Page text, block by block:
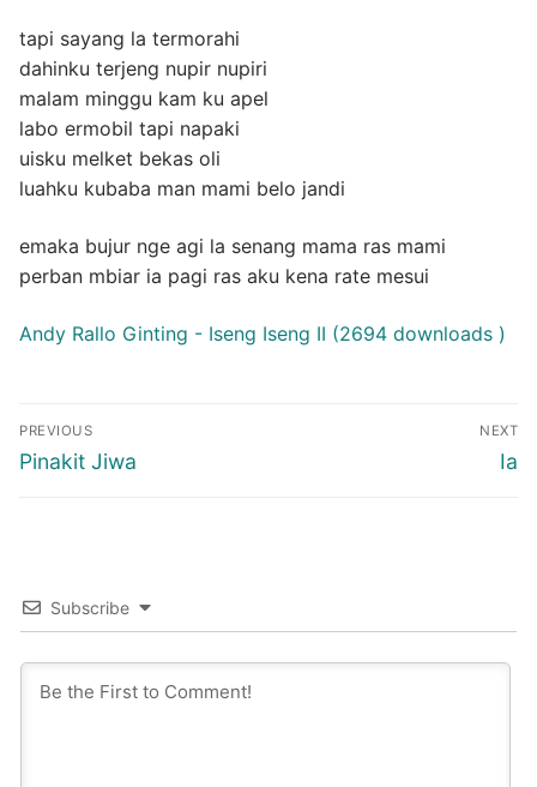
tapi sayang la termorahi
dahinku terjeng nupir nupiri
malam minggu kam ku apel
labo ermobil tapi napaki
uisku melket bekas oli
luahku kubaba man mami belo jandi
emaka bujur nge agi la senang mama ras mami
perban mbiar ia pagi ras aku kena rate mesui
Andy Rallo Ginting - Iseng Iseng II (2694 downloads )
Post
navigation
PREVIOUS
Previous
Pinakit Jiwa
NEXT
Ia
Subscribe